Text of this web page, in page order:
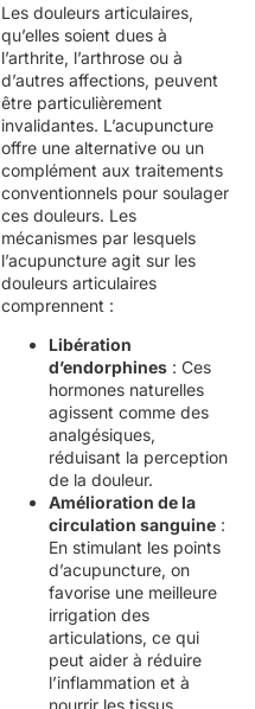
Les douleurs articulaires,
qu’elles soient dues à
l’arthrite, l’arthrose ou à
d’autres affections, peuvent
être particulièrement
invalidantes. L’acupuncture
offre une alternative ou un
complément aux traitements
conventionnels pour soulager
ces douleurs. Les
mécanismes par lesquels
l’acupuncture agit sur les
douleurs articulaires
comprennent :
Libération
d’endorphines : Ces
hormones naturelles
agissent comme des
analgésiques,
réduisant la perception
de la douleur.
Amélioration de la
circulation sanguine :
En stimulant les points
d’acupuncture, on
favorise une meilleure
irrigation des
articulations, ce qui
peut aider à réduire
l’inflammation et à